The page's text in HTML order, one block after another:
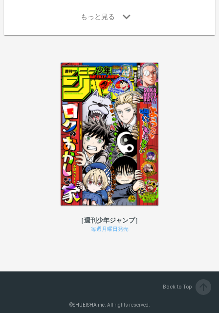
週刊少年ジャンプ
毎週月曜日発売
Back to Top
©SHUEISHA inc. All rights reserved.